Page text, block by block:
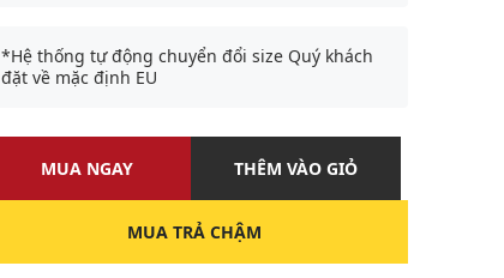
*Hệ thống tự động chuyển đổi size Quý khách
đặt về mặc định EU
MUA NGAY THÊM VÀO GIỎ
MUA TRẢ CHẬM